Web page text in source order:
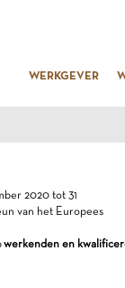
WERKGEVER
2020 tot 31
van het Europees
werkenden en